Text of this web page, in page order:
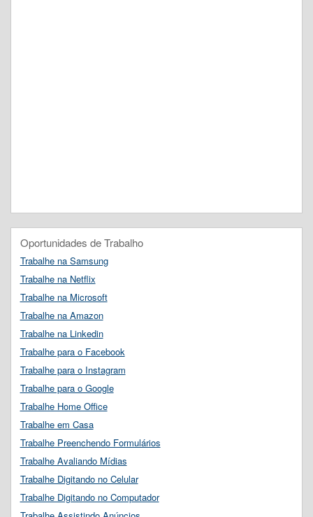
Oportunidades de Trabalho
Trabalhe na Samsung
Trabalhe na Netflix
Trabalhe na Microsoft
Trabalhe na Amazon
Trabalhe na Linkedin
Trabalhe para o Facebook
Trabalhe para o Instagram
Trabalhe para o Google
Trabalhe Home Office
Trabalhe em Casa
Trabalhe Preenchendo Formulários
Trabalhe Avaliando Mídias
Trabalhe Digitando no Celular
Trabalhe Digitando no Computador